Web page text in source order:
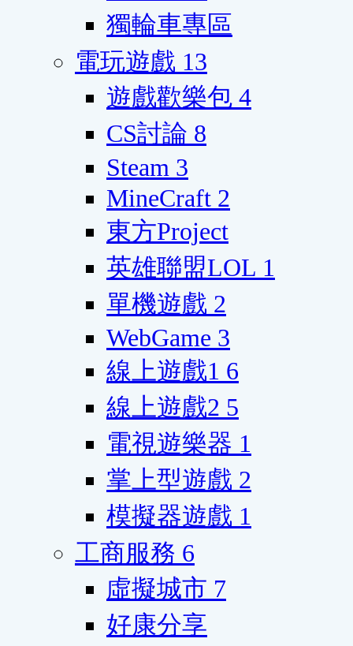
獨輪車專區
電玩遊戲 13
遊戲歡樂包 4
CS討論 8
Steam 3
MineCraft 2
東方Project
英雄聯盟LOL 1
單機遊戲 2
WebGame 3
線上遊戲1 6
線上遊戲2 5
電視遊樂器 1
掌上型遊戲 2
模擬器遊戲 1
工商服務 6
虛擬城市 7
好康分享